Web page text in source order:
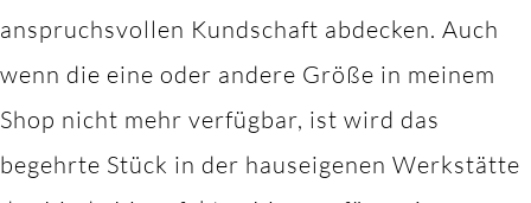
anspruchsvollen Kundschaft abdecken. Auch
wenn die eine oder andere Größe in meinem
Shop nicht mehr verfügbar, ist wird das
begehrte Stück in der hauseigenen Werkstätte